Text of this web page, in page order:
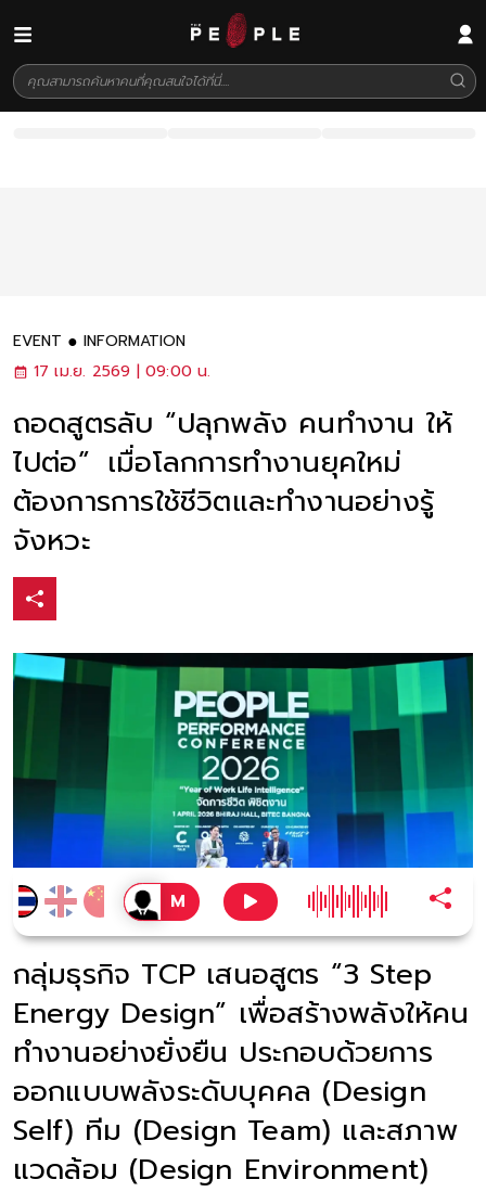
EVENT
INFORMATION
17 เม.ย. 2569 | 09:00 น.
ถอดสูตรลับ “ปลุกพลัง คนทำงาน ให้
ไปต่อ” เมื่อโลกการทำงานยุคใหม่
ต้องการการใช้ชีวิตและทำงานอย่างรู้
จังหวะ
กลุ่มธุรกิจ TCP เสนอสูตร “3 Step
Energy Design” เพื่อสร้างพลังให้คน
ทำงานอย่างยั่งยืน ประกอบด้วยการ
ออกแบบพลังระดับบุคคล (Design
Self) ทีม (Design Team) และสภาพ
แวดล้อม (Design Environment)